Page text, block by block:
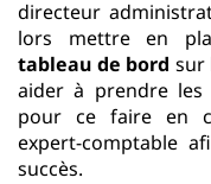
directeur
lors mettre en
tableau de bord sur
aider à prendre les
pour ce faire en
expert-comptable
succès.